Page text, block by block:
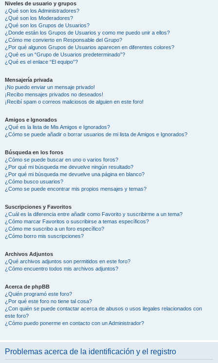
Niveles de usuario y grupos
¿Qué son los Administradores?
¿Qué son los Moderadores?
¿Qué son los Grupos de Usuarios?
¿Donde están los Grupos de Usuarios y como me puedo unir a ellos?
¿Cómo me convierto en Responsable del Grupo?
¿Por qué algunos Grupos de Usuarios aparecen en diferentes colores?
¿Qué es un “Grupo de Usuarios predeterminado”?
¿Qué es el enlace “El equipo”?
Mensajería privada
¡No puedo enviar un mensaje privado!
¡Recibo mensajes privados no deseados!
¡Recibí spam o correos maliciosos de alguien en este foro!
Amigos e Ignorados
¿Qué es la lista de Mis Amigos e Ignorados?
¿Cómo se puede añadir o borrar usuarios de mi lista de Amigos e Ignorados?
Búsqueda en los foros
¿Cómo se puede buscar en uno o varios foros?
¿Por qué mi búsqueda me devuelve ningún resultado?
¿Por qué mi búsqueda me devuelve una página en blanco?
¿Cómo busco usuarios?
¿Como se puede encontrar mis propios mensajes y temas?
Suscripciones y Favoritos
¿Cuál es la diferencia entre añadir como Favorito y suscribirme a un tema?
¿Cómo marcar Favoritos o suscribirse a temas específicos?
¿Cómo me suscribo a un foro específico?
¿Cómo borro mis suscripciones?
Archivos Adjuntos
¿Qué archivos adjuntos son permitidos en este foro?
¿Cómo encuentro todos mis archivos adjuntos?
Acerca de phpBB
¿Quién programó este foro?
¿Por qué este foro no tiene tal cosa?
¿Con quién se puede contactar acerca de abusos o usos ilegales relacionados con
este foro?
¿Cómo puedo ponerme en contacto con un Administrador?
Problemas acerca de la identificación y el registro